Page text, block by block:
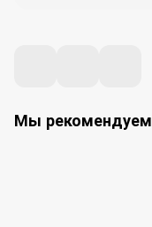
Мы рекомендуем